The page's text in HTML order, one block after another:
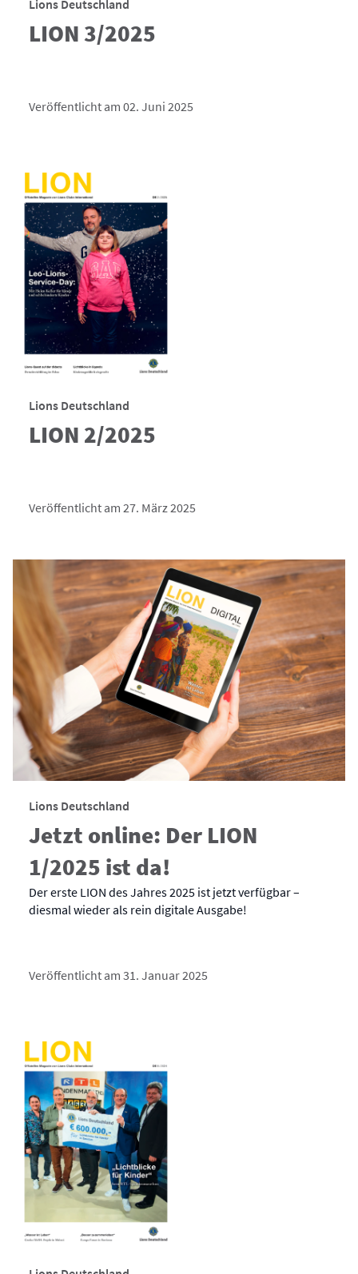
Lions Deutschland
LION 3/2025
Veröffentlicht am 02. Juni 2025
Lions Deutschland
LION 2/2025
Veröffentlicht am 27. März 2025
Lions Deutschland
Jetzt online: Der LION
1/2025 ist da!
Der erste LION des Jahres 2025 ist jetzt verfügbar –
diesmal wieder als rein digitale Ausgabe!
Veröffentlicht am 31. Januar 2025